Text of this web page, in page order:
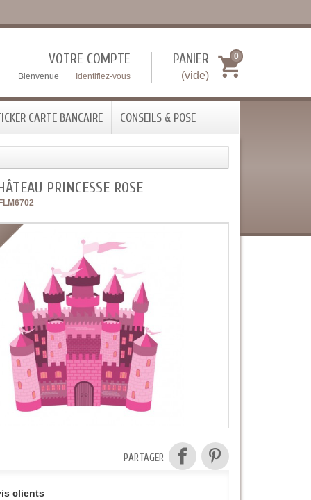
PANIER
(vide)
0
VOTRE COMPTE
Bienvenue Identifiez-vous
CARTE BANCAIRE CONSEILS & POSE
PRINCESSE ROSE
PARTAGER
clients